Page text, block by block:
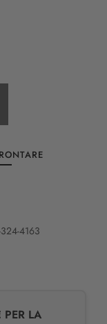
4163
LA